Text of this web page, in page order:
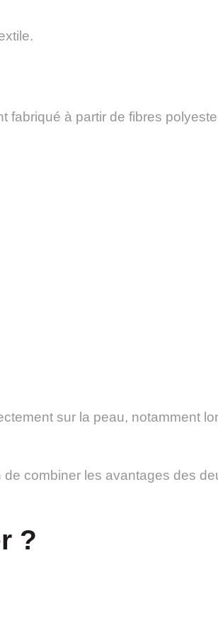
fabriqué à partir de fibres
sur la peau, notamment
combiner les avantages des
?